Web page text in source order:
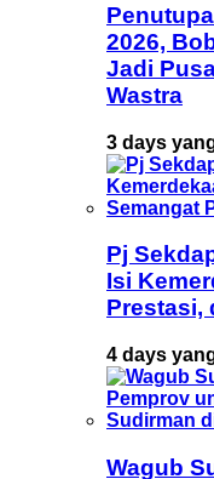
2026,
Jadi
Wastra
3 days
Pj
Isi
Prestasi,
4 days
Wagub